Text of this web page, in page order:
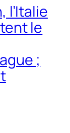
l’Italie
le
;